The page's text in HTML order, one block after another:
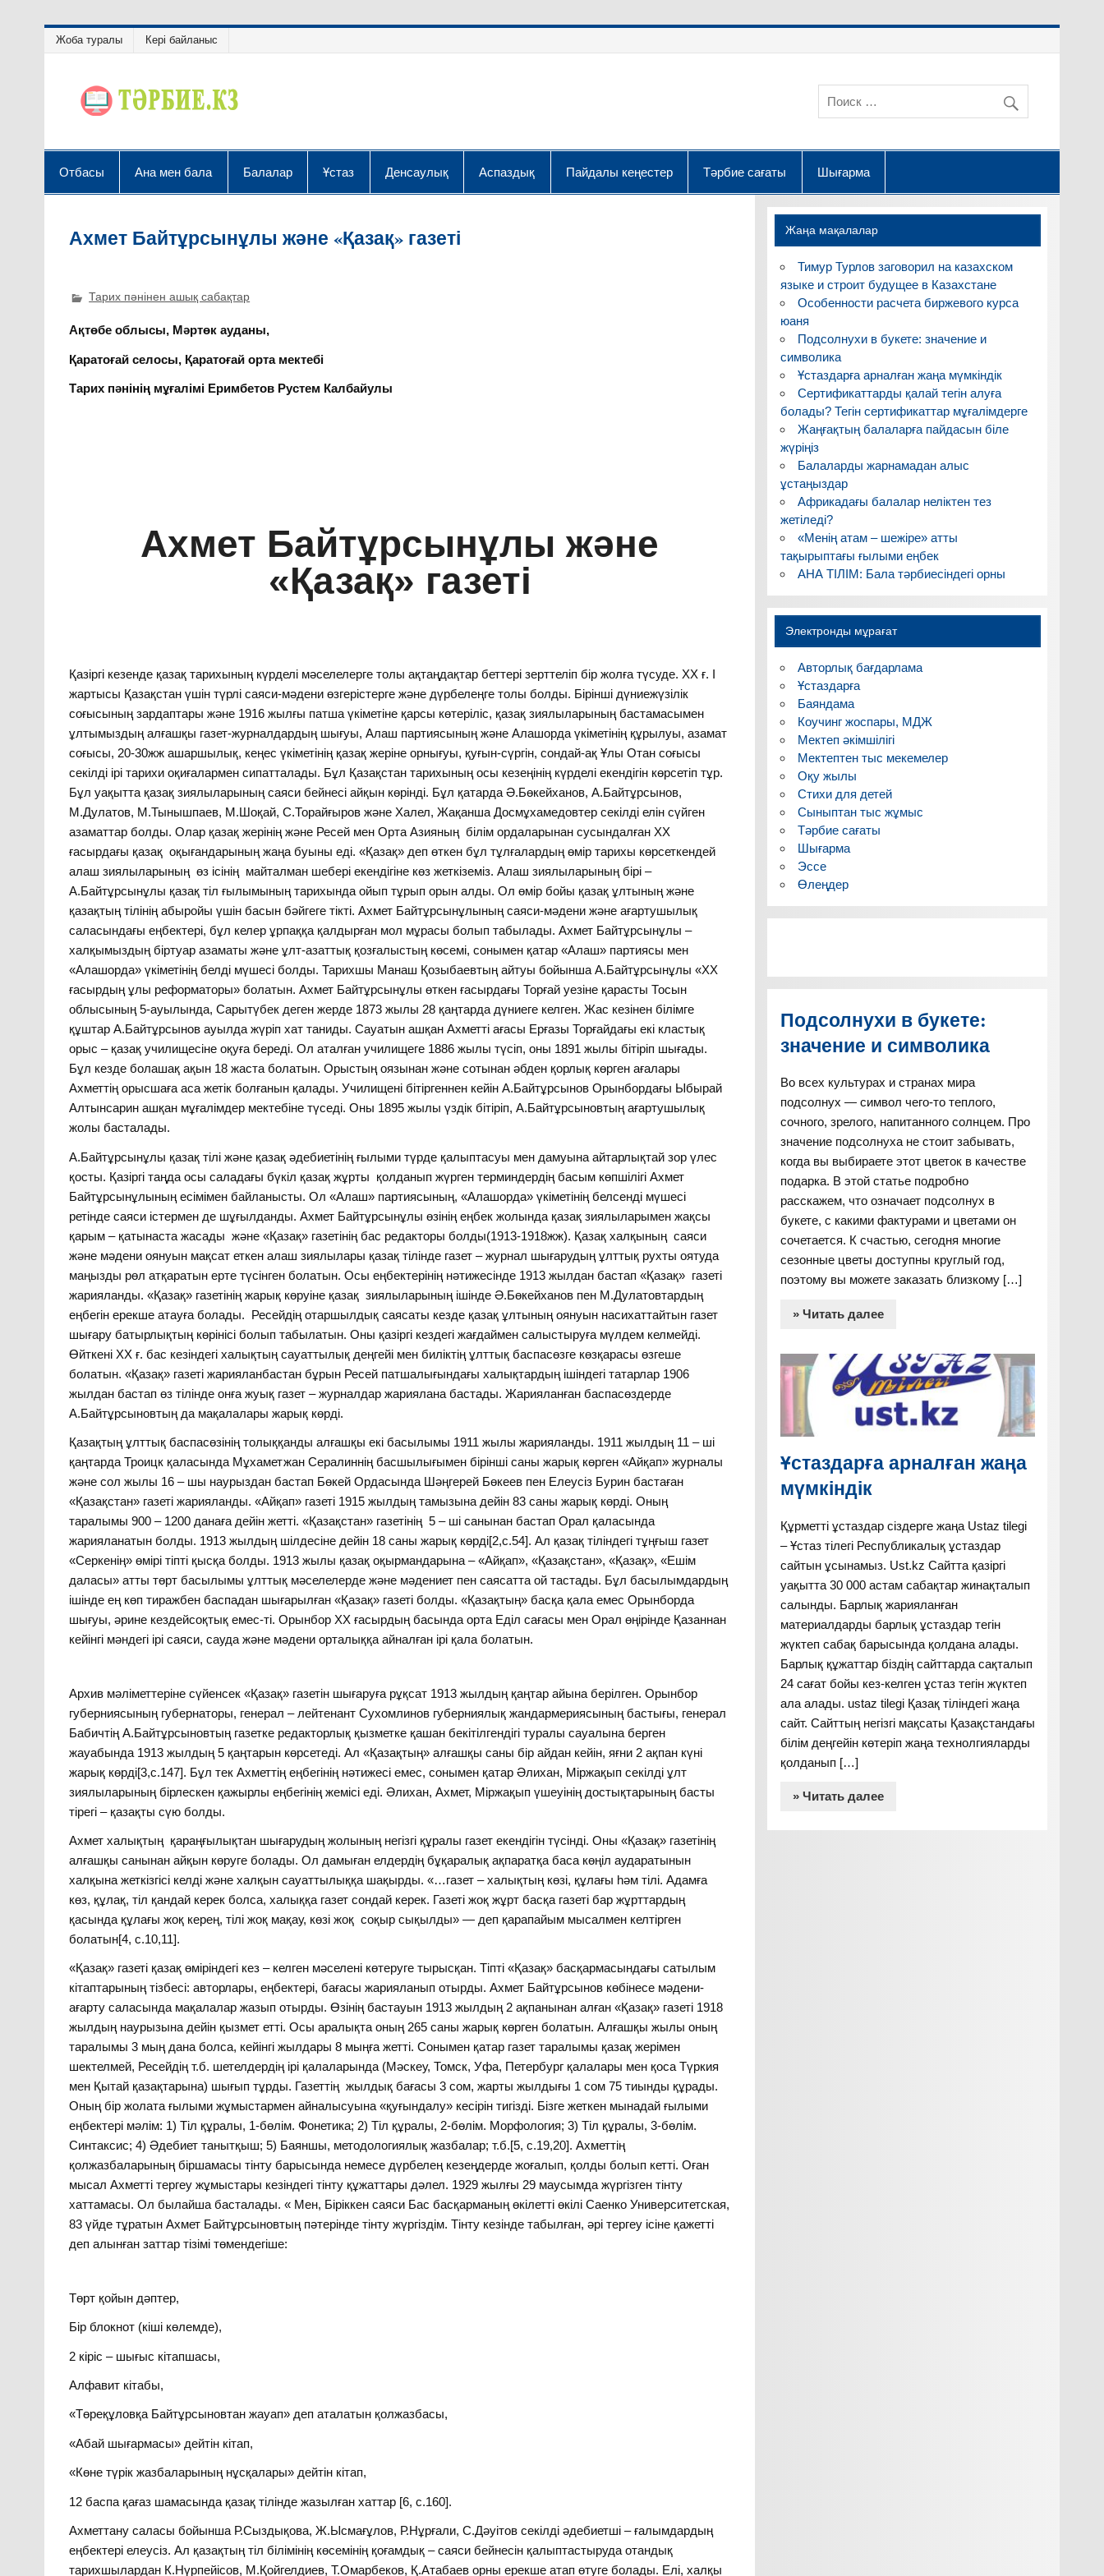
Жоба туралы Кері байланыс
Отбасы Ана мен бала Балалар Ұстаз Денсаулық Аспаздық Пайдалы кеңестер Тәрбие сағаты Шығарма
Ахмет Байтұрсынұлы және «Қазақ» газеті
Тарих пәнінен ашық сабақтар
Ақтөбе облысы, Мәртөк ауданы,
Қаратоғай селосы, Қаратоғай орта мектебі
Тарих пәнінің мұғалімі Еримбетов Рустем Калбайулы
Ахмет Байтұрсынұлы және
«Қазақ» газеті
Қазіргі кезенде қазақ тарихының күрделі мәселелерге толы ақтаңдақтар беттері зерттеліп бір жолға түсуде. ХХ ғ. І
жартысы Қазақстан үшін түрлі саяси-мәдени өзгерістерге және дүрбелеңге толы болды. Бірінші дүниежүзілік
соғысының зардаптары және 1916 жылғы патша үкіметіне қарсы көтеріліс, қазақ зиялыларының бастамасымен
ұлтымыздың алғашқы газет-журналдардың шығуы, Алаш партиясының және Алашорда үкіметінің құрылуы, азамат
соғысы, 20-30жж ашаршылық, кеңес үкіметінің қазақ жеріне орнығуы, қуғын-сүргін, сондай-ақ Ұлы Отан соғысы
секілді ірі тарихи оқиғалармен сипатталады. Бұл Қазақстан тарихының осы кезеңінің күрделі екендігін көрсетіп тұр.
Бұл уақытта қазақ зиялыларының саяси бейнесі айқын көрінді. Бұл қатарда Ә.Бөкейханов, А.Байтұрсынов,
М.Дулатов, М.Тынышпаев, М.Шоқай, С.Торайғыров және Халел, Жақанша Досмұхамедовтер секілді елін сүйген
азаматтар болды. Олар қазақ жерінің және Ресей мен Орта Азияның білім ордаларынан сусындалған ХХ
ғасырдағы қазақ оқығандарының жаңа буыны еді. «Қазақ» деп өткен бұл тұлғалардың өмір тарихы көрсеткендей
алаш зиялыларының өз ісінің майталман шебері екендігіне көз жеткіземіз. Алаш зиялыларының бірі –
А.Байтұрсынұлы қазақ тіл ғылымының тарихында ойып тұрып орын алды. Ол өмір бойы қазақ ұлтының және
қазақтың тілінің абыройы үшін басын бәйгеге тікті. Ахмет Байтұрсынұлының саяси-мәдени және ағартушылық
саласындағы еңбектері, бұл келер ұрпаққа қалдырған мол мұрасы болып табылады. Ахмет Байтұрсынұлы –
халқымыздың біртуар азаматы және ұлт-азаттық қозғалыстың көсемі, сонымен қатар «Алаш» партиясы мен
«Алашорда» үкіметінің белді мүшесі болды. Тарихшы Манаш Қозыбаевтың айтуы бойынша А.Байтұрсынұлы «ХХ
ғасырдың ұлы реформаторы» болатын. Ахмет Байтұрсынұлы өткен ғасырдағы Торғай уезіне қарасты Тосын
облысының 5-ауылында, Сарытүбек деген жерде 1873 жылы 28 қаңтарда дүниеге келген. Жас кезінен білімге
құштар А.Байтұрсынов ауылда жүріп хат таниды. Сауатын ашқан Ахметті ағасы Ерғазы Торғайдағы екі кластық
орыс – қазақ училищесіне оқуға береді. Ол аталған училищеге 1886 жылы түсіп, оны 1891 жылы бітіріп шығады.
Бұл кезде болашақ ақын 18 жаста болатын. Орыстың оязынан және сотынан әбден қорлық көрген ағалары
Ахметтің орысшаға аса жетік болғанын қалады. Училищені бітіргеннен кейін А.Байтұрсынов Орынбордағы Ыбырай
Алтынсарин ашқан мұғалімдер мектебіне түседі. Оны 1895 жылы үздік бітіріп, А.Байтұрсыновтың ағартушылық
жолы басталады.
А.Байтұрсынұлы қазақ тілі және қазақ әдебиетінің ғылыми түрде қалыптасуы мен дамуына айтарлықтай зор үлес
қосты. Қазіргі таңда осы саладағы бүкіл қазақ жұрты қолданып жүрген терминдердің басым көпшілігі Ахмет
Байтұрсынұлының есімімен байланысты. Ол «Алаш» партиясының, «Алашорда» үкіметінің белсенді мүшесі
ретінде саяси істермен де шұғылданды. Ахмет Байтұрсынұлы өзінің еңбек жолында қазақ зиялыларымен жақсы
қарым – қатынаста жасады және «Қазақ» газетінің бас редакторы болды(1913-1918жж). Қазақ халқының саяси
және мәдени оянуын мақсат еткен алаш зиялылары қазақ тілінде газет – журнал шығарудың ұлттық рухты оятуда
маңызды рөл атқаратын ерте түсінген болатын. Осы еңбектерінің нәтижесінде 1913 жылдан бастап «Қазақ» газеті
жарияланды. «Қазақ» газетінің жарық көруіне қазақ зиялыларының ішінде Ә.Бөкейханов пен М.Дулатовтардың
еңбегін ерекше атауға болады. Ресейдің отаршылдық саясаты кезде қазақ ұлтының оянуын насихаттайтын газет
шығару батырлықтың көрінісі болып табылатын. Оны қазіргі кездегі жағдаймен салыстыруға мүлдем келмейді.
Өйткені ХХ ғ. бас кезіндегі халықтың сауаттылық деңгейі мен биліктің ұлттық баспасөзге көзқарасы өзгеше
болатын. «Қазақ» газеті жарияланбастан бұрын Ресей патшалығындағы халықтардың ішіндегі татарлар 1906
жылдан бастап өз тілінде онға жуық газет – журналдар жариялана бастады. Жарияланған баспасөздерде
А.Байтұрсыновтың да мақалалары жарық көрді.
Қазақтың ұлттық баспасөзінің толыққанды алғашқы екі басылымы 1911 жылы жарияланды. 1911 жылдың 11 – ші
қаңтарда Троицк қаласында Мұхаметжан Сералиннің басшылығымен бірінші саны жарық көрген «Айқап» журналы
және сол жылы 16 – шы наурыздан бастап Бөкей Ордасында Шәңгерей Бөкеев пен Елеусіз Бурин бастаған
«Қазақстан» газеті жарияланды. «Айқап» газеті 1915 жылдың тамызына дейін 83 саны жарық көрді. Оның
таралымы 900 – 1200 данаға дейін жетті. «Қазақстан» газетінің 5 – ші санынан бастап Орал қаласында
жарияланатын болды. 1913 жылдың шілдесіне дейін 18 саны жарық көрді[2,с.54]. Ал қазақ тіліндегі тұңғыш газет
«Серкенің» өмірі тіпті қысқа болды. 1913 жылы қазақ оқырмандарына – «Айқап», «Қазақстан», «Қазақ», «Ешім
даласы» атты төрт басылымы ұлттық мәселелерде және мәдениет пен саясатта ой тастады. Бұл басылымдардың
ішінде ең көп тиражбен баспадан шығарылған «Қазақ» газеті болды. «Қазақтың» басқа қала емес Орынборда
шығуы, әрине кездейсоқтық емес-ті. Орынбор ХХ ғасырдың басында орта Еділ сағасы мен Орал өңірінде Қазаннан
кейінгі мәндегі ірі саяси, сауда және мәдени орталыққа айналған ірі қала болатын.
Архив мәліметтеріне сүйенсек «Қазақ» газетін шығаруға рұқсат 1913 жылдың қаңтар айына берілген. Орынбор
губерниясының губернаторы, генерал – лейтенант Сухомлинов губерниялық жандармериясының бастығы, генерал
Бабичтің А.Байтұрсыновтың газетке редакторлық қызметке қашан бекітілгендігі туралы сауалына берген
жауабында 1913 жылдың 5 қаңтарын көрсетеді. Ал «Қазақтың» алғашқы саны бір айдан кейін, яғни 2 ақпан күні
жарық көрді[3,с.147]. Бұл тек Ахметтің еңбегінің нәтижесі емес, сонымен қатар Әлихан, Міржақып секілді ұлт
зиялыларының бірлескен қажырлы еңбегінің жемісі еді. Әлихан, Ахмет, Міржақып үшеуінің достықтарының басты
тірегі – қазақты сүю болды.
Ахмет халықтың қараңғылықтан шығарудың жолының негізгі құралы газет екендігін түсінді. Оны «Қазақ» газетінің
алғашқы санынан айқын көруге болады. Ол дамыған елдердің бұқаралық ақпаратқа баса көңіл аударатынын
халқына жеткізгісі келді және халқын сауаттылыққа шақырды. «…газет – халықтың көзі, құлағы һәм тілі. Адамға
көз, құлақ, тіл қандай керек болса, халыққа газет сондай керек. Газеті жоқ жұрт басқа газеті бар жұрттардың
қасында құлағы жоқ керең, тілі жоқ мақау, көзі жоқ соқыр сықылды» — деп қарапайым мысалмен келтірген
болатын[4, с.10,11].
«Қазақ» газеті қазақ өміріндегі кез – келген мәселені көтеруге тырысқан. Тіпті «Қазақ» басқармасындағы сатылым
кітаптарының тізбесі: авторлары, еңбектері, бағасы жарияланып отырды. Ахмет Байтұрсынов көбінесе мәдени-
ағарту саласында мақалалар жазып отырды. Өзінің бастауын 1913 жылдың 2 ақпанынан алған «Қазақ» газеті 1918
жылдың наурызына дейін қызмет етті. Осы аралықта оның 265 саны жарық көрген болатын. Алғашқы жылы оның
таралымы 3 мың дана болса, кейінгі жылдары 8 мыңға жетті. Сонымен қатар газет таралымы қазақ жерімен
шектелмей, Ресейдің т.б. шетелдердің ірі қалаларында (Мәскеу, Томск, Уфа, Петербург қалалары мен қоса Түркия
мен Қытай қазақтарына) шығып тұрды. Газеттің жылдық бағасы 3 сом, жарты жылдығы 1 сом 75 тиынды құрады.
Оның бір жолата ғылыми жұмыстармен айналысуына «қуғындалу» кесірін тигізді. Бізге жеткен мынадай ғылыми
еңбектері мәлім: 1) Тіл құралы, 1-бөлім. Фонетика; 2) Тіл құралы, 2-бөлім. Морфология; 3) Тіл құралы, 3-бөлім.
Синтаксис; 4) Әдебиет танытқыш; 5) Баяншы, методологиялық жазбалар; т.б.[5, с.19,20]. Ахметтің
қолжазбаларының біршамасы тінту барысында немесе дүрбелең кезеңдерде жоғалып, қолды болып кетті. Оған
мысал Ахметті тергеу жұмыстары кезіндегі тінту құжаттары дәлел. 1929 жылғы 29 маусымда жүргізген тінту
хаттамасы. Ол былайша басталады. « Мен, Біріккен саяси Бас басқарманың өкілетті өкілі Саенко Университетская,
83 үйде тұратын Ахмет Байтұрсыновтың пәтерінде тінту жүргіздім. Тінту кезінде табылған, әрі тергеу ісіне қажетті
деп алынған заттар тізімі төмендегіше:
Төрт қойын дәптер,
Бір блокнот (кіші көлемде),
2 кіріс – шығыс кітапшасы,
Алфавит кітабы,
«Төреқұловқа Байтұрсыновтан жауап» деп аталатын қолжазбасы,
«Абай шығармасы» дейтін кітап,
«Көне түрік жазбаларының нұсқалары» дейтін кітап,
12 баспа қағаз шамасында қазақ тілінде жазылған хаттар [6, с.160].
Ахметтану саласы бойынша Р.Сыздықова, Ж.Ысмағұлов, Р.Нұрғали, С.Дәуітов секілді әдебиетші – ғалымдардың
еңбектері елеусіз. Ал қазақтың тіл білімінің көсемінің қоғамдық – саяси бейнесін қалыптастыруда отандық
тарихшылардан К.Нүрпейісов, М.Қойгелдиев, Т.Омарбеков, Қ.Атабаев орны ерекше атап өтуге болады. Елі, халқы
Жаңа мақалалар
Тимур Турлов заговорил на казахском
языке и строит будущее в Казахстане
Особенности расчета биржевого курса
юаня
Подсолнухи в букете: значение и
символика
Ұстаздарға арналған жаңа мүмкіндік
Сертификаттарды қалай тегін алуға
болады? Тегін сертификаттар мұғалімдерге
Жаңғақтың балаларға пайдасын біле
жүріңіз
Балаларды жарнамадан алыс
ұстаңыздар
Африкадағы балалар неліктен тез
жетіледі?
«Менің атам – шежіре» атты
тақырыптағы ғылыми еңбек
АНА ТІЛІМ: Бала тәрбиесіндегі орны
Электронды мұрағат
Авторлық бағдарлама
Ұстаздарға
Баяндама
Коучинг жоспары, МДЖ
Мектеп әкімшілігі
Мектептен тыс мекемелер
Оқу жылы
Стихи для детей
Сыныптан тыс жұмыс
Тәрбие сағаты
Шығарма
Эссе
Өлеңдер
Подсолнухи в букете:
значение и символика
Во всех культурах и странах мира
подсолнух — символ чего-то теплого,
сочного, зрелого, напитанного солнцем. Про
значение подсолнуха не стоит забывать,
когда вы выбираете этот цветок в качестве
подарка. В этой статье подробно
расскажем, что означает подсолнух в
букете, с какими фактурами и цветами он
сочетается. К счастью, сегодня многие
сезонные цветы доступны круглый год,
поэтому вы можете заказать близкому […]
» Читать далее
Ұстаздарға арналған жаңа
мүмкіндік
Құрметті ұстаздар сіздерге жаңа Ustaz tilegi
– Ұстаз тілегі Республикалық ұстаздар
сайтын ұсынамыз. Ust.kz Сайтта қазіргі
уақытта 30 000 астам сабақтар жинақталып
салынды. Барлық жарияланған
материалдарды барлық ұстаздар тегін
жүктеп сабақ барысында қолдана алады.
Барлық құжаттар біздің сайттарда сақталып
24 сағат бойы кез-келген ұстаз тегін жүктеп
ала алады. ustaz tilegi Қазақ тіліндегі жаңа
сайт. Сайттың негізгі мақсаты Қазақстандағы
білім деңгейін көтеріп жаңа технолгияларды
қолданып […]
» Читать далее